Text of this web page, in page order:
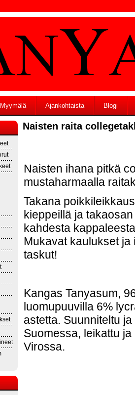
Myymälä Ajankohtaista Blogi
Naisten raita
Naisten ihana pitkä
mustaharmaalla
Takana
kieppeillä ja
kahdesta
Mukavat kaulukset ja
taskut!
Kangas Tanyasum,
luomupuuvilla 6%
astetta. Suunniteltu
Suomessa, leikattu ja
Virossa.